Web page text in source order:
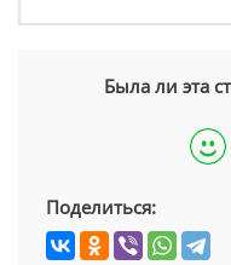
Была ли эта
Поделиться: